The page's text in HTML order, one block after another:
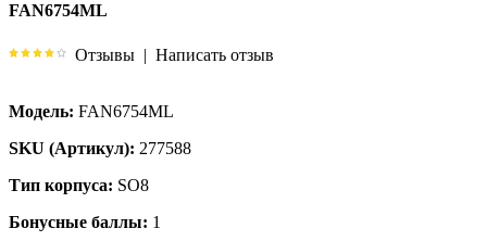
FAN6754ML
Отзывы | Написать отзыв
Модель: FAN6754ML
SKU (Артикул): 277588
Тип корпуса: SO8
Бонусные баллы: 1